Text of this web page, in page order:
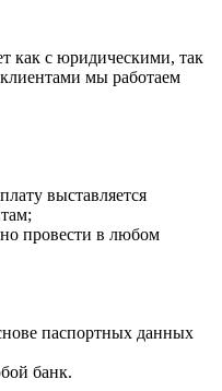
как с юридическими, так
мы работаем
выставляется
провести в любом
паспортных данных
банк.